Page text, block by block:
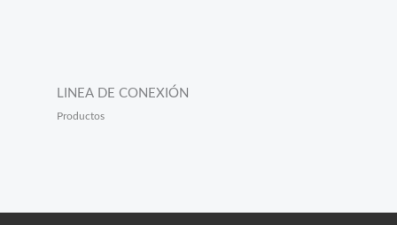
LINEA DE CONEXIÓN
Productos